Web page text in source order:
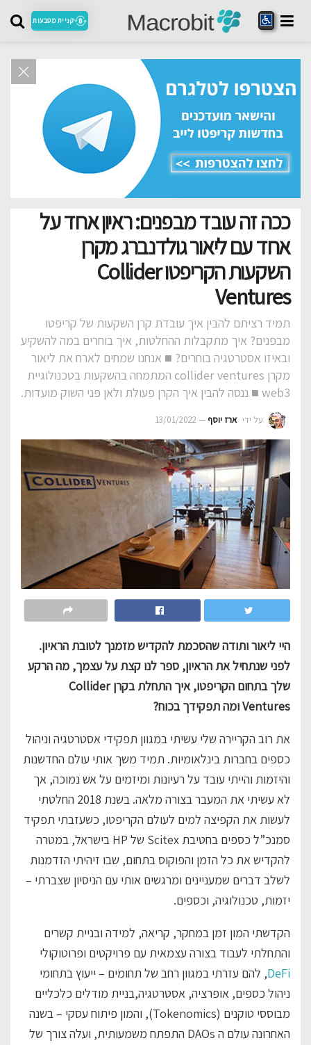
קניית מטבעות
ככה זה עובד מבפנים: ראיון אחד על
אחד עם ליאור גולדנברג מקרן
השקעות הקריפטו Collider
Ventures
תמיד רציתם להבין איך עובדת קרן השקעות של קריפטו
מבפנים? איך מתקבלות ההחלטות, איך בוחרים במה להשקיע
ובאיזו אסטרטגיה בוחרים? ■ אנחנו שמחים לארח את ליאור
מקרן collider ventures המתמחה בהשקעות בטכנולוגיית
web3 ■ ננסה להבין איך הקרן פעולת ולאן פני השוק מועדות.
על ידי ארז יוסף 13/01/2022
היי ליאור ותודה שהסכמת להקדיש מזמנך לטובת הראיון.
לפני שנתחיל את הראיון, ספר לנו קצת על עצמך, מה הרקע
שלך בתחום הקריפטו, איך התחלת בקרן Collider
Ventures ומה תפקידך בכוח?
את רוב הקריירה שלי עשיתי במגוון תפקידי אסטרטגיה וניהול
כספים בחברות בינלאומיות. תמיד משך אותי עולם החדשנות
והיזמות והייתי עובד על רעיונות ומיזמים על אש נמוכה, אך
לא עשיתי את המעבר בצורה מלאה. בשנת 2018 החלטתי
לעשות את הקפיצה למים לעולם הקריפטו, כשעזבתי תפקיד
סמנכ”ל כספים בחטיבת Scitex של HP בישראל, במטרה
להקדיש את כל הזמן והפוקוס בתחום, שבו זיהיתי הזדמנות
לשלב דברים שמעניינים ומרגשים אותי עם הניסיון שצברתי –
יזמות, טכנולוגיה, וכספים.
הקדשתי המון זמן במחקר, קריאה, למידה ובניית קשרים
והתחלתי לעבוד בצורה עצמאית עם פרויקטים ופרוטוקולי
DeFi, להם עזרתי במגוון רחב של תחומים – ייעוץ בתחומי
ניהול כספים, אופרציה, אסטרטגיה,בניית מודלים כלכליים
מבוססי טוקנים (Tokenomics), והמון פיתוח עסקי – בשנה
האחרונה עולם ה DAOs התפתח משמעותית, ועלה צורך של